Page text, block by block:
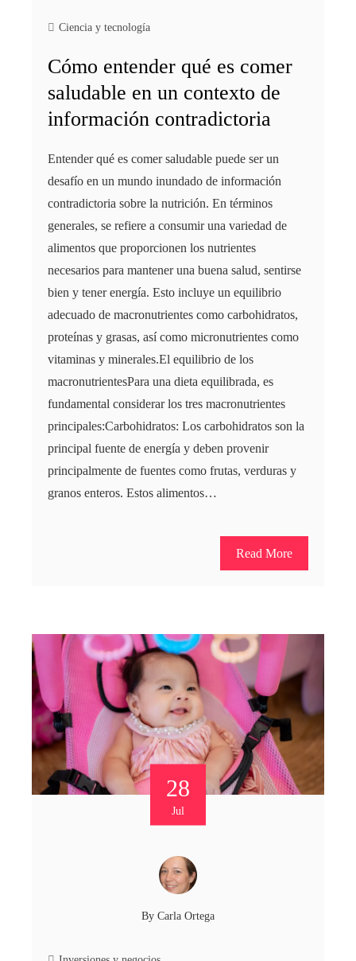
Ciencia y tecnología
Cómo entender qué es comer
saludable en un contexto de
información contradictoria
Entender qué es comer saludable puede ser un
desafío en un mundo inundado de información
contradictoria sobre la nutrición. En términos
generales, se refiere a consumir una variedad de
alimentos que proporcionen los nutrientes
necesarios para mantener una buena salud, sentirse
bien y tener energía. Esto incluye un equilibrio
adecuado de macronutrientes como carbohidratos,
proteínas y grasas, así como micronutrientes como
vitaminas y minerales.El equilibrio de los
macronutrientesPara una dieta equilibrada, es
fundamental considerar los tres macronutrientes
principales:Carbohidratos: Los carbohidratos son la
principal fuente de energía y deben provenir
principalmente de fuentes como frutas, verduras y
granos enteros. Estos alimentos…
Read More
28
Jul
By Carla Ortega